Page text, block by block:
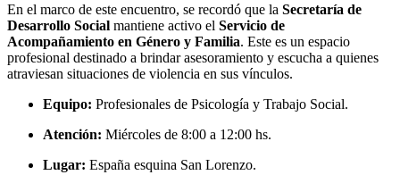
En el marco de este encuentro, se recordó que la Secretaría de
Desarrollo Social mantiene activo el Servicio de
Acompañamiento en Género y Familia. Este es un espacio
profesional destinado a brindar asesoramiento y escucha a quienes
atraviesan situaciones de violencia en sus vínculos.
Equipo: Profesionales de Psicología y Trabajo Social.
Atención: Miércoles de 8:00 a 12:00 hs.
Lugar: España esquina San Lorenzo.